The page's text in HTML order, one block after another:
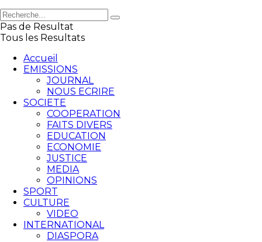
Pas de Resultat
Tous les Resultats
Accueil
EMISSIONS
JOURNAL
NOUS ECRIRE
SOCIETE
COOPERATION
FAITS DIVERS
EDUCATION
ECONOMIE
JUSTICE
MEDIA
OPINIONS
SPORT
CULTURE
VIDEO
INTERNATIONAL
DIASPORA